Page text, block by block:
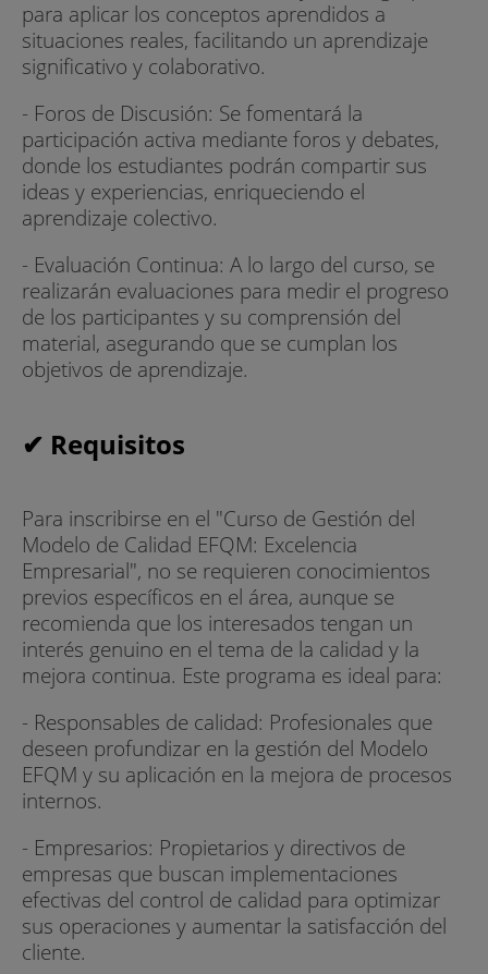
para aplicar los conceptos aprendidos a
situaciones reales, facilitando un aprendizaje
significativo y colaborativo.
- Foros de Discusión: Se fomentará la
participación activa mediante foros y debates,
donde los estudiantes podrán compartir sus
ideas y experiencias, enriqueciendo el
aprendizaje colectivo.
- Evaluación Continua: A lo largo del curso, se
realizarán evaluaciones para medir el progreso
de los participantes y su comprensión del
material, asegurando que se cumplan los
objetivos de aprendizaje.
✔ Requisitos
Para inscribirse en el "Curso de Gestión del
Modelo de Calidad EFQM: Excelencia
Empresarial", no se requieren conocimientos
previos específicos en el área, aunque se
recomienda que los interesados tengan un
interés genuino en el tema de la calidad y la
mejora continua. Este programa es ideal para:
- Responsables de calidad: Profesionales que
deseen profundizar en la gestión del Modelo
EFQM y su aplicación en la mejora de procesos
internos.
- Empresarios: Propietarios y directivos de
empresas que buscan implementaciones
efectivas del control de calidad para optimizar
sus operaciones y aumentar la satisfacción del
cliente.